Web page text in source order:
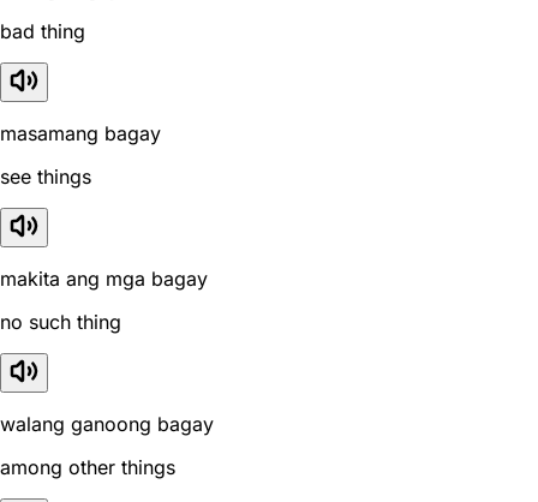
bad thing
masamang bagay
see things
makita ang mga bagay
no such thing
walang ganoong bagay
among other things